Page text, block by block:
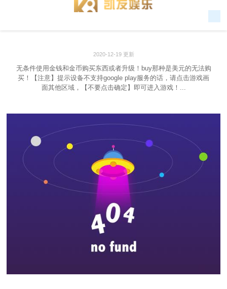
2020-12-19 更新
无条件使用金钱和金币购买东西或者升级！buy那种是美元的无法购
买！【注意】提示设备不支持google play服务的话，请点击游戏画
面其他区域，【不要点击确定】即可进入游戏！...